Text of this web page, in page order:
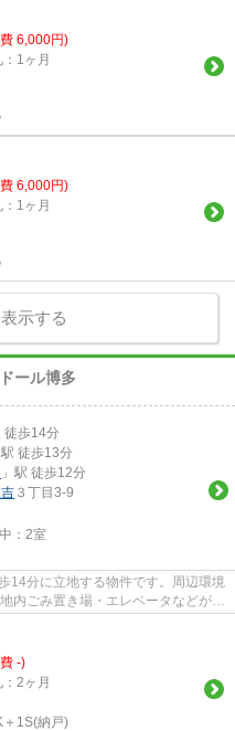
6,000円)
1ヶ月
6,000円)
1ヶ月
示する
ール博多
徒歩14分
駅 徒歩13分
」駅 徒歩12分
３丁目3-9
： 2室
14分に立地する物件です。周辺環境
内ごみ置き場・エレベータなどが揃
-)
2ヶ月
1S(納戸)